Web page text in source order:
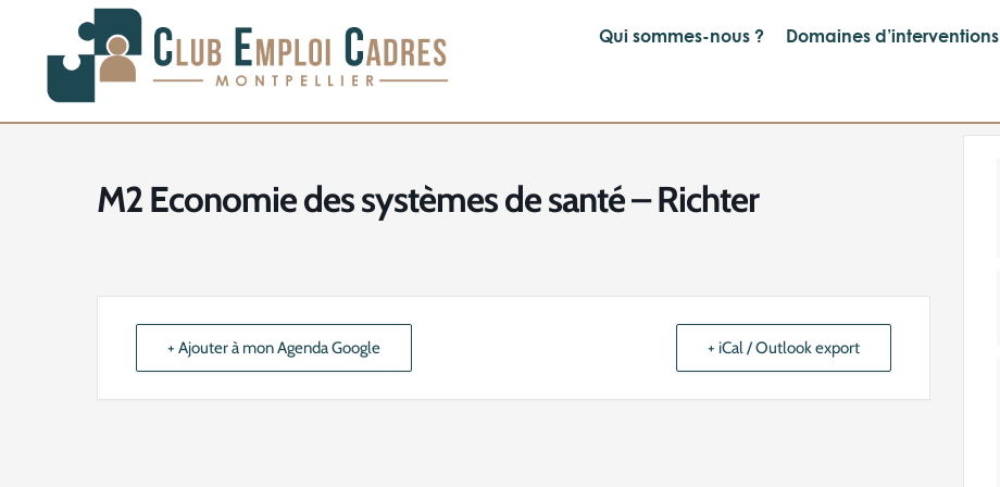
Qui sommes-nous ? Domaines d’interventions
M2 Economie des systèmes de santé – Richter
+ Ajouter à mon Agenda Google + iCal / Outlook export